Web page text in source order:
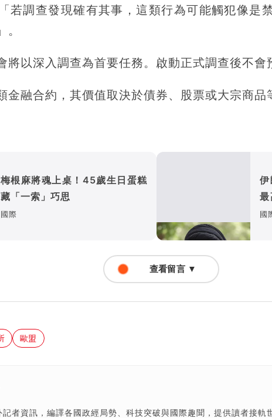
若調查發現確有其事，這類行為可能觸犯像是
將以深入調查為首要任務。啟動正式調查後不會
金融合約，其價值取決於債券、股票或大宗商品
梅根麻將魂上桌！45歲生日蛋糕
藏「一索」巧思
國際
幕
國
查看留言 ▼
歐盟
者資訊，編譯各國政經局勢、科技突破與國際趣聞，提供讀者接軌